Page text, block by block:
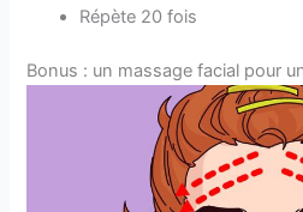
Répète 20 fois
Bonus : un massage facial pour